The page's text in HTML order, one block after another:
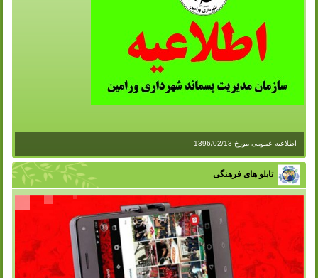
اطلاعیه عمومی مورخ 1396/02/13
تابلو های فرهنگی